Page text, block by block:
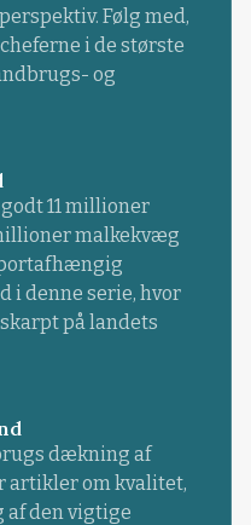
Følg med,
i de største
og
11 millioner
malkekvæg
i denne serie, hvor
på landets
dækning af
artikler om kvalitet,
af den vigtige